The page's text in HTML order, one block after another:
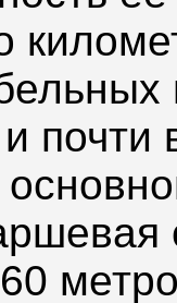
почти